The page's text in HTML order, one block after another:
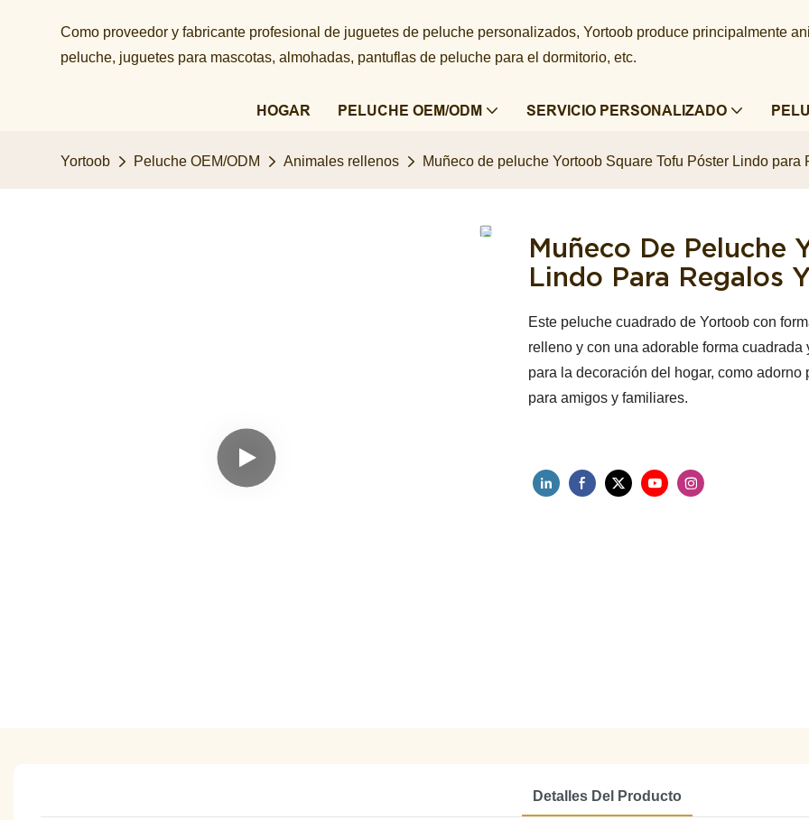
Como proveedor y fabricante profesional de juguetes de peluche personalizados, Yortoob produce principalmente
peluche, juguetes para mascotas, almohadas, pantuflas de peluche para el dormitorio, etc.
HOGAR PELUCHE OEM/ODM SERVICIO PERSONALIZADO
Yortoob Peluche OEM/ODM Animales rellenos Muñeco de peluche Yortoob Square Tofu Póster Lindo para
Muñeco De Peluche
Lindo Para Regalos
Este peluche cuadrado de Yortoob con
relleno y con una adorable forma
para la decoración del hogar, como
para amigos y familiares.
Detalles Del Producto